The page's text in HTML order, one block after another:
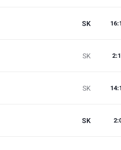
SK 16:
SK 2:
SK 14:
SK 2: